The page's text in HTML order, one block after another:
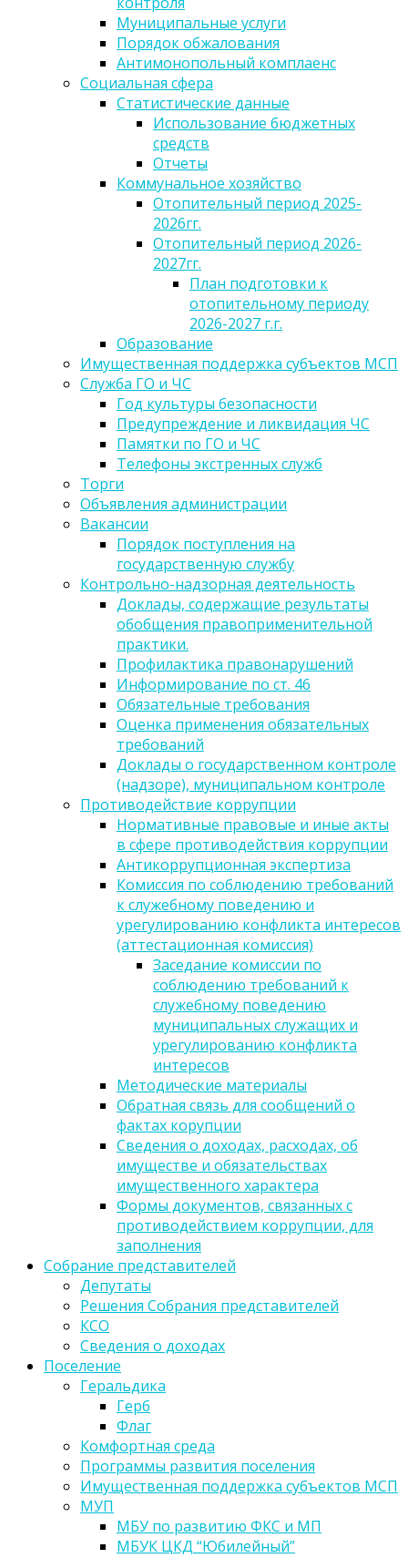
Муниципальные услуги
Порядок обжалования
Антимонопольный комплаенс
Социальная сфера
Статистические данные
Использование бюджетных
средств
Отчеты
Коммунальное хозяйство
Отопительный период 2025-
2026гг.
Отопительный период 2026-
2027гг.
План подготовки к
отопительному периоду
2026-2027 г.г.
Образование
Имущественная поддержка субъектов МСП
Служба ГО и ЧС
Год культуры безопасности
Предупреждение и ликвидация ЧС
Памятки по ГО и ЧС
Телефоны экстренных служб
Торги
Объявления администрации
Вакансии
Порядок поступления на
государственную службу
Контрольно-надзорная деятельность
Доклады, содержащие результаты
обобщения правоприменительной
практики.
Профилактика правонарушений
Информирование по ст. 46
Обязательные требования
Оценка применения обязательных
требований
Доклады о государственном контроле
(надзоре), муниципальном контроле
Противодействие коррупции
Нормативные правовые и иные акты
в сфере противодействия коррупции
Антикоррупционная экспертиза
Комиссия по соблюдению требований
к служебному поведению и
урегулированию конфликта интересов
(аттестационная комиссия)
Заседание комиссии по
соблюдению требований к
служебному поведению
муниципальных служащих и
урегулированию конфликта
интересов
Методические материалы
Обратная связь для сообщений о
фактах корупции
Сведения о доходах, расходах, об
имуществе и обязательствах
имущественного характера
Формы документов, связанных с
противодействием коррупции, для
заполнения
Собрание представителей
Депутаты
Решения Собрания представителей
КСО
Сведения о доходах
Поселение
Геральдика
Герб
Флаг
Комфортная среда
Программы развития поселения
Имущественная поддержка субъектов МСП
МУП
МБУ по развитию ФКС и МП
МБУК ЦКД “Юбилейный”